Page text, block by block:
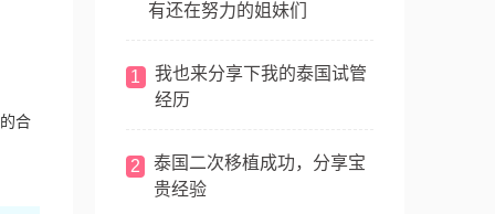
有还在努力的姐妹们
1
我也来分享下我的泰国试管
经历
2
泰国二次移植成功，分享宝
贵经验
合